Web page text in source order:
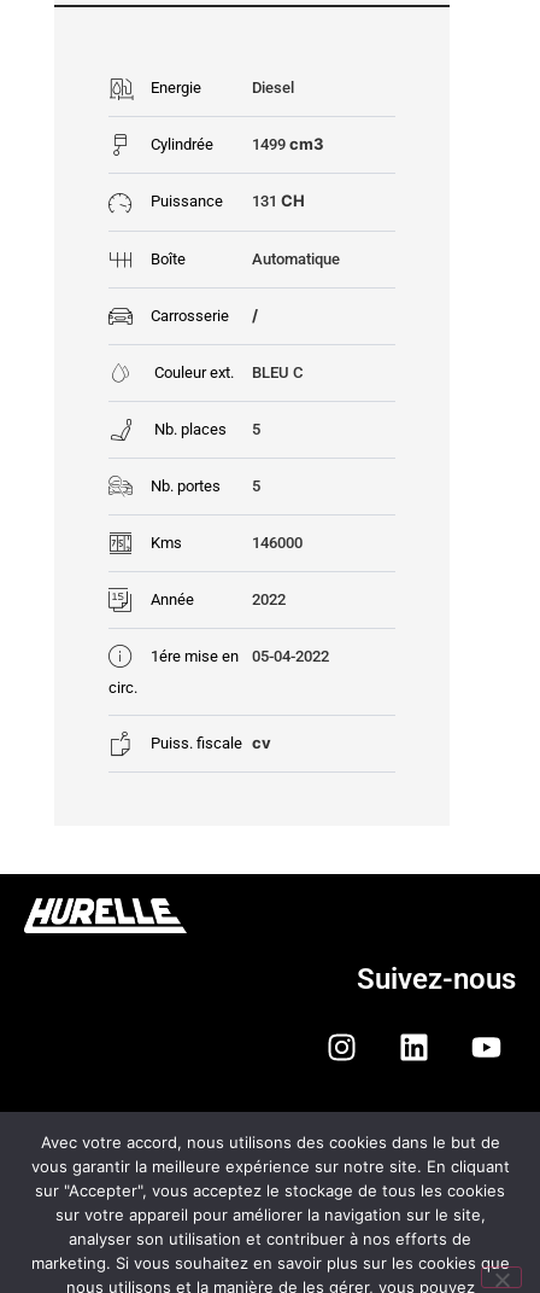
Energie Diesel
Cylindrée 1499cm3
Puissance 131 CH
Boîte Automatique
Carrosserie /
Couleur ext. BLEU C
Nb. places 5
Nb. portes 5
Kms 146000
Année 2022
1ére mise en
circ.
05-04-2022
Puiss. fiscale cv
Suivez-nous
HURELLE AUTOMOBILES
CGV
Avec votre accord, nous utilisons des cookies dans le but de
vous garantir la meilleure expérience sur notre site. En cliquant
sur "Accepter", vous acceptez le stockage de tous les cookies
sur votre appareil pour améliorer la navigation sur le site,
analyser son utilisation et contribuer à nos efforts de
marketing. Si vous souhaitez en savoir plus sur les cookies que
nous utilisons et la manière de les gérer, vous pouvez